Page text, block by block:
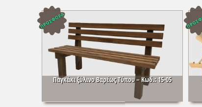
Παγκάκι ξύλινο Βαρέως Τύπου – Κωδ.: 15-05